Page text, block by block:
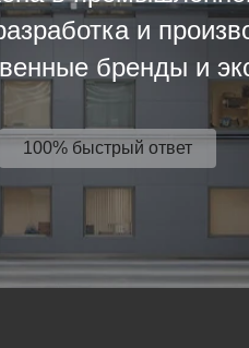
и
бренды и
100% быстрый ответ